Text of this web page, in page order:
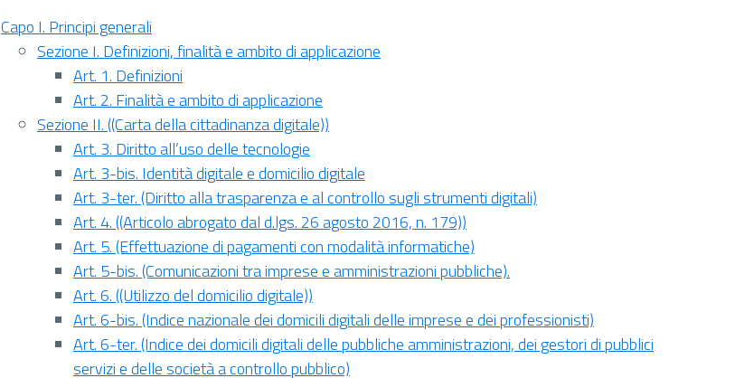
Capo I. Principi generali
Sezione I. Definizioni, finalità e ambito di applicazione
Art. 1. Definizioni
Art. 2. Finalità e ambito di applicazione
Sezione II. ((Carta della cittadinanza digitale))
Art. 3. Diritto all’uso delle tecnologie
Art. 3-bis. Identità digitale e domicilio digitale
Art. 3-ter. (Diritto alla trasparenza e al controllo sugli strumenti digitali)
Art. 4. ((Articolo abrogato dal d.lgs. 26 agosto 2016, n. 179))
Art. 5. (Effettuazione di pagamenti con modalità informatiche)
Art. 5-bis. (Comunicazioni tra imprese e amministrazioni pubbliche).
Art. 6. ((Utilizzo del domicilio digitale))
Art. 6-bis. (Indice nazionale dei domicili digitali delle imprese e dei professionisti)
Art. 6-ter. (Indice dei domicili digitali delle pubbliche amministrazioni, dei gestori di pubblici
servizi e delle società a controllo pubblico)